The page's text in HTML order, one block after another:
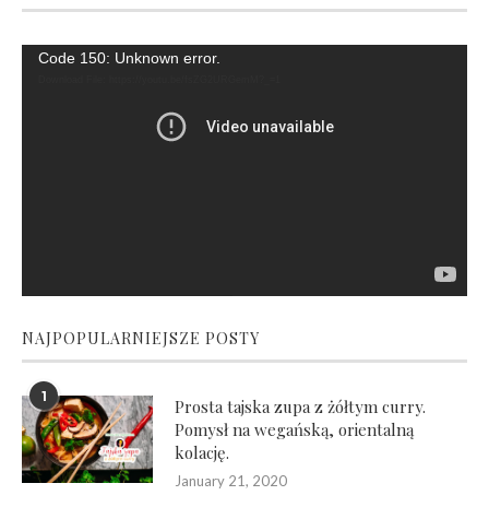
Video
Code 150: Unknown error.
NAJPOPULARNIEJSZE POSTY
1
Prosta tajska zupa z żółtym curry.
Pomysł na wegańską, orientalną
kolację.
January 21, 2020